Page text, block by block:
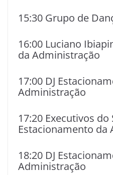
15:30 Grupo de
16:00 Luciano
da Administração
17:00 DJ
Administração
17:20 Executivos do
Estacionamento da
18:20 DJ
Administração